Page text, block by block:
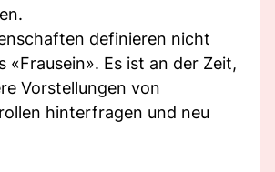
definieren nicht
«Frausein». Es ist an der Zeit,
Vorstellungen von
hinterfragen und neu